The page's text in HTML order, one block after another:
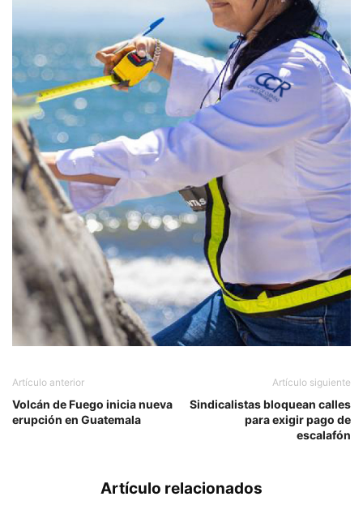
Artículo anterior
Volcán de Fuego inicia nueva
erupción en Guatemala
Artículo siguiente
Sindicalistas bloquean calles
para exigir pago de
escalafón
Artículo relacionados